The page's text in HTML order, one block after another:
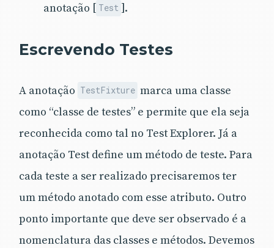
anotação [ Test ].
Escrevendo Testes
A anotação TestFixture marca uma classe
como “classe de testes” e permite que ela seja
reconhecida como tal no Test Explorer. Já a
anotação Test define um método de teste. Para
cada teste a ser realizado precisaremos ter
um método anotado com esse atributo. Outro
ponto importante que deve ser observado é a
nomenclatura das classes e métodos. Devemos